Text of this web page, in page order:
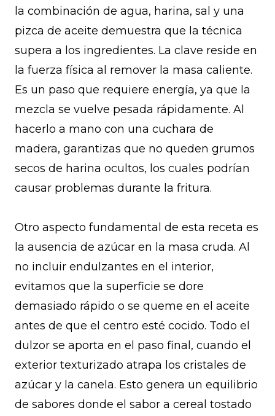
la combinación de agua, harina, sal y una
pizca de aceite demuestra que la técnica
supera a los ingredientes. La clave reside en
la fuerza física al remover la masa caliente.
Es un paso que requiere energía, ya que la
mezcla se vuelve pesada rápidamente. Al
hacerlo a mano con una cuchara de
madera, garantizas que no queden grumos
secos de harina ocultos, los cuales podrían
causar problemas durante la fritura.
Otro aspecto fundamental de esta receta es
la ausencia de azúcar en la masa cruda. Al
no incluir endulzantes en el interior,
evitamos que la superficie se dore
demasiado rápido o se queme en el aceite
antes de que el centro esté cocido. Todo el
dulzor se aporta en el paso final, cuando el
exterior texturizado atrapa los cristales de
azúcar y la canela. Esto genera un equilibrio
de sabores donde el sabor a cereal tostado